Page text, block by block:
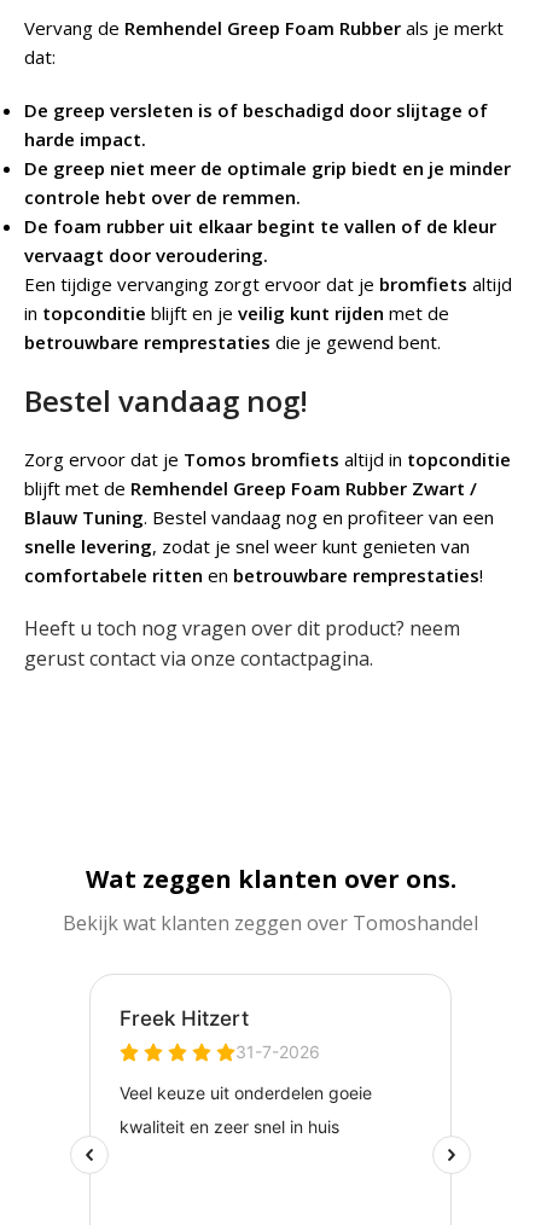
Vervang de Remhendel Greep Foam Rubber als je merkt
dat:
De greep versleten is of beschadigd door slijtage of
harde impact.
De greep niet meer de optimale grip biedt en je minder
controle hebt over de remmen.
De foam rubber uit elkaar begint te vallen of de kleur
vervaagt door veroudering.
Een tijdige vervanging zorgt ervoor dat je bromfiets altijd
in topconditie blijft en je veilig kunt rijden met de
betrouwbare remprestaties die je gewend bent.
Bestel vandaag nog!
Zorg ervoor dat je Tomos bromfiets altijd in topconditie
blijft met de Remhendel Greep Foam Rubber Zwart /
Blauw Tuning. Bestel vandaag nog en profiteer van een
snelle levering, zodat je snel weer kunt genieten van
comfortabele ritten en betrouwbare remprestaties!
Heeft u toch nog vragen over dit product? neem
gerust contact via onze contactpagina.
Wat zeggen klanten over ons.
Bekijk wat klanten zeggen over Tomoshandel